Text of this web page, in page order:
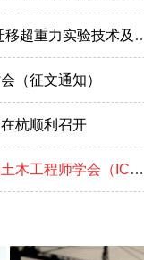
国家重点研发计划项目“地质屏障中核素迁移超重力实验
（征文通知）
杭顺利召开
喜报：詹良通教授和陈云敏院士荣获英国土木工程师学会（ICE）2024年度Telford Premium奖